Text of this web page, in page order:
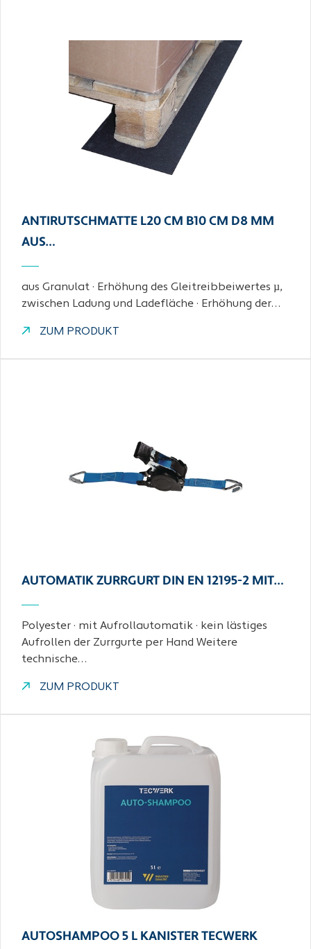
ANTIRUTSCHMATTE L20 CM B10 CM D8 MM
AUS…
aus Granulat · Erhöhung des Gleitreibbeiwertes µ,
zwischen Ladung und Ladefläche · Erhöhung der…
ZUM PRODUKT
AUTOMATIK ZURRGURT DIN EN 12195-2 MIT…
Polyester · mit Aufrollautomatik · kein lästiges
Aufrollen der Zurrgurte per Hand Weitere
technische…
ZUM PRODUKT
AUTOSHAMPOO 5 L KANISTER TECWERK